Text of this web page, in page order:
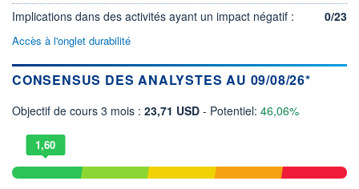
Implications dans des activités ayant un impact négatif :
0/23
Accès à l'onglet durabilité
CONSENSUS DES ANALYSTES AU 09/08/26*
Objectif de cours 3 mois : 23,71 USD - Potentiel: 46,06%
1,60